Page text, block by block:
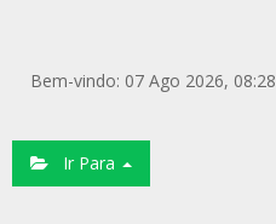
Bem-vindo: 07 Ago 2026, 08:28
Ir Para